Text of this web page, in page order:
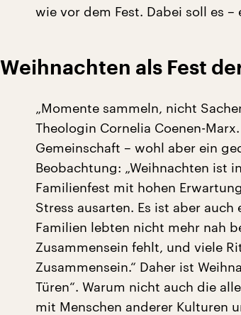
wie vor dem Fest. Dabei soll es
Weihnachten als Fest
„Momente sammeln, nicht
Theologin Cornelia Coenen-
Gemeinschaft – wohl aber ein
Beobachtung: „Weihnachten ist
Familienfest mit hohen
Stress ausarten. Es ist aber
Familien lebten nicht mehr nah
Zusammensein fehlt, und viele
Zusammensein.“ Daher ist
Türen“. Warum nicht auch die
mit Menschen anderer Kulturen